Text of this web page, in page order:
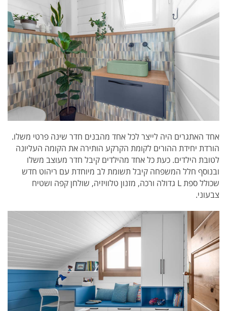
אחד האתגרים היה לייצר לכל אחד מהבנים חדר שינה פרטי משלו.
הורדת יחידת ההורים לקומת הקרקע הותירה את הקומה העליונה
לטובת הילדים. כעת כל אחד מהילדים קיבל חדר מעוצב משלו
ובנוסף חלל המשפחה קיבל תשומת לב מיוחדת עם ריהוט חדש
שכולל ספת L גדולה ורכה, מזנון טלוויזיה, שולחן קפה ושטיח
צבעוני.